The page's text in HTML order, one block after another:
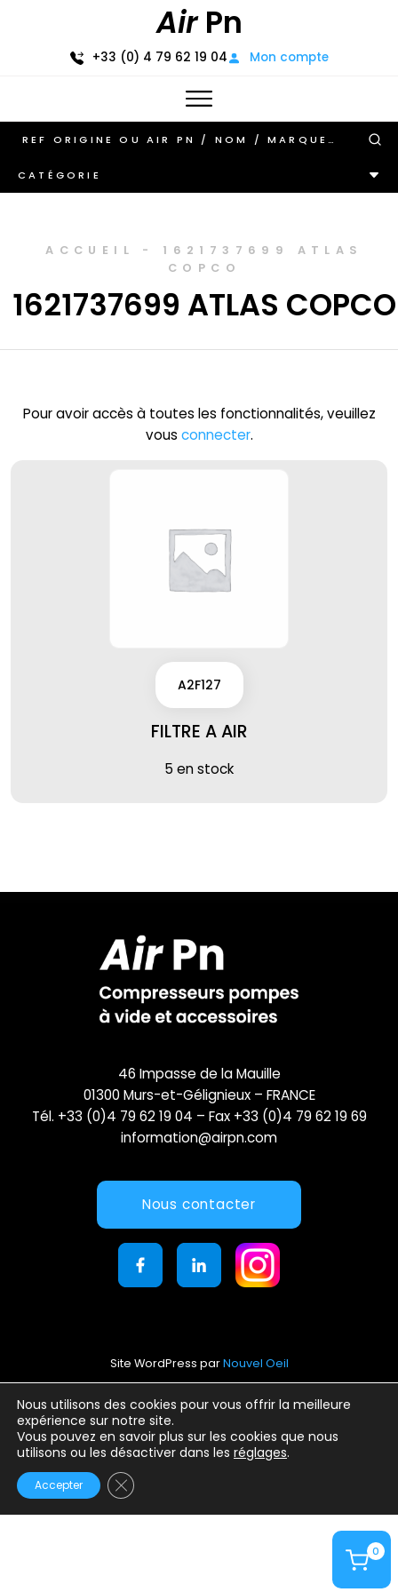
AirPn
+33 (0) 4 79 62 19 04 Mon compte
0
CATÉGORIE
ACCUEIL - 1621737699 ATLAS
COPCO
1621737699 ATLAS COPCO
Pour avoir accès à toutes les fonctionnalités, veuillez
vous connecter.
A2F127
FILTRE A AIR
5 en stock
Nous utilisons des cookies pour vous offrir la meilleure
expérience sur notre site.
Vous pouvez en savoir plus sur les cookies que nous
utilisons ou les désactiver dans les réglages.
Accepter Fermer la bannière des cookies GDPR
46 Impasse de la Mauille
01300 Murs-et-Gélignieux – FRANCE
Tél. +33 (0)4 79 62 19 04 – Fax +33 (0)4 79 62 19 69
information@airpn.com
Nous contacter
Site WordPress parNouvel Oeil
Mentions légales
Conditions générales d’utilisation
Politique de confidentialité